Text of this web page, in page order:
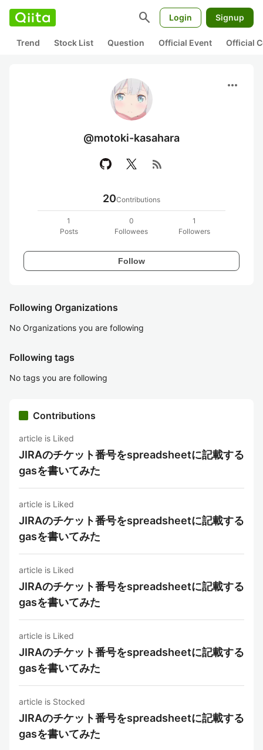
search Login Signup
Trend Stock List Question Official Event Official
more_horiz
@motoki-kasahara
rss_feed
20Contributions
1
Posts
0
Followees
1
Followers
Follow
Following Organizations
No Organizations you are following
Following tags
No tags you are following
Contributions
article is Liked
JIRAのチケット番号をspreadsheetに記載する
gasを書いてみた
article is Liked
JIRAのチケット番号をspreadsheetに記載する
gasを書いてみた
article is Liked
JIRAのチケット番号をspreadsheetに記載する
gasを書いてみた
article is Liked
JIRAのチケット番号をspreadsheetに記載する
gasを書いてみた
article is Stocked
JIRAのチケット番号をspreadsheetに記載する
gasを書いてみた